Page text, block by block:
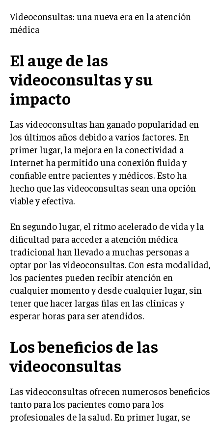
Videoconsultas: una nueva era en la atención
médica
El auge de las
videoconsultas y su
impacto
Las videoconsultas han ganado popularidad en
los últimos años debido a varios factores. En
primer lugar, la mejora en la conectividad a
Internet ha permitido una conexión fluida y
confiable entre pacientes y médicos. Esto ha
hecho que las videoconsultas sean una opción
viable y efectiva.
En segundo lugar, el ritmo acelerado de vida y la
dificultad para acceder a atención médica
tradicional han llevado a muchas personas a
optar por las videoconsultas. Con esta modalidad,
los pacientes pueden recibir atención en
cualquier momento y desde cualquier lugar, sin
tener que hacer largas filas en las clínicas y
esperar horas para ser atendidos.
Los beneficios de las
videoconsultas
Las videoconsultas ofrecen numerosos beneficios
tanto para los pacientes como para los
profesionales de la salud. En primer lugar, se